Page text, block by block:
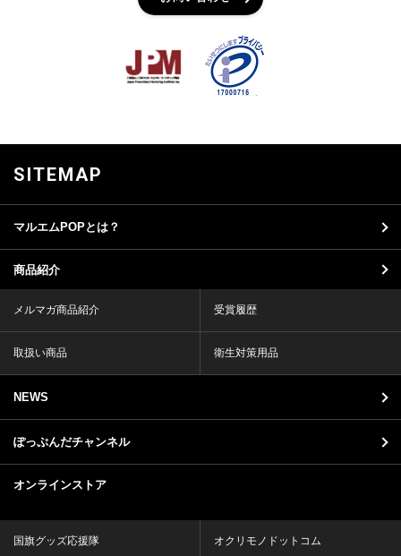
SITEMAP
マルエムPOPとは？
商品紹介
メルマガ商品紹介 受賞履歴
取扱い商品 衛生対策用品
NEWS
ぽっぷんだチャンネル
オンラインストア
国旗グッズ応援隊 オクリモノドットコム